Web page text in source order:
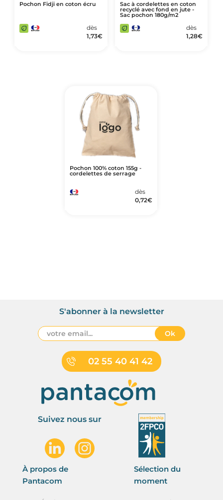
Pochon Fidji en coton écru
dès
1,73€
Sac à cordelettes en coton
recyclé avec fond en jute -
Sac pochon 180g/m2
dès
1,28€
Pochon 100% coton 155g -
cordelettes de serrage
dès
0,72€
02 55 40 41 42
S'abonner à la newsletter
Ok
Suivez nous sur
À propos de
Pantacom
Sélection du
moment